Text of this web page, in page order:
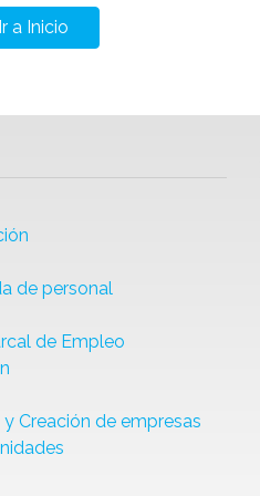
Ir a Inicio
de personal
de Empleo
Creación de empresas